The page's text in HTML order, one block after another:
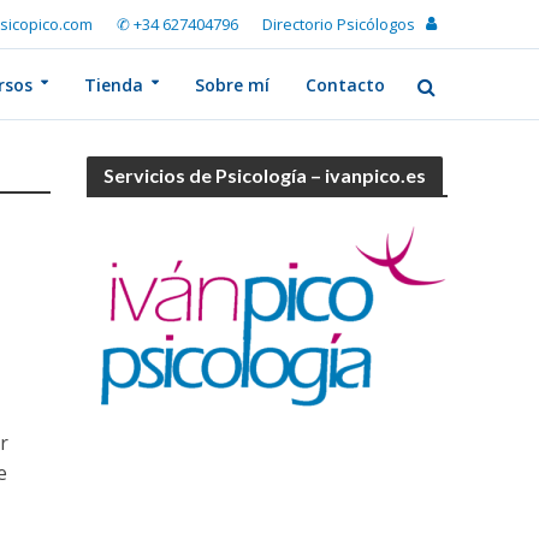
✆ +34 627404796 Directorio Psicólogos
Tienda Sobre mí Contacto
Servicios de Psicología – ivanpico.es